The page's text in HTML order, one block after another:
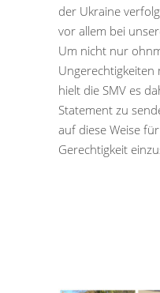
der Ukraine
vor allem bei
Um nicht nur
Ungerechtigkeiten
hielt die SMV es
Statement zu
auf diese Weise
Gerechtigkeit